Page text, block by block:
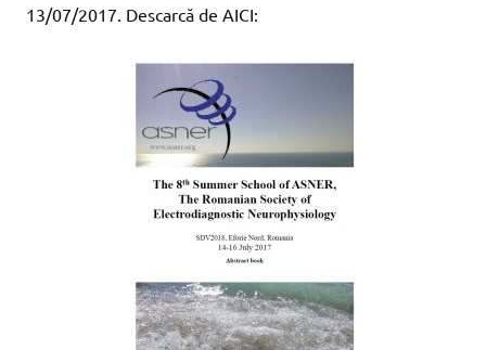
13/07/2017. Descarcă de AICI: